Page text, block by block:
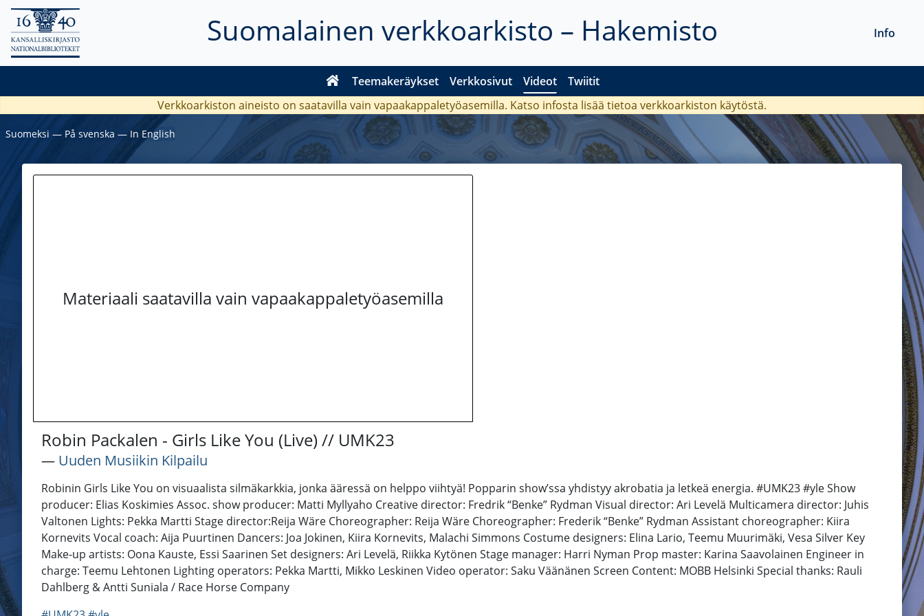
Suomalainen verkkoarkisto – Hakemisto
Teemakeräykset Verkkosivut Videot Twiitit
Info
Verkkoarkiston aineisto on saatavilla vain vapaakappaletyöasemilla. Katso infosta lisää tietoa verkkoarkiston käytöstä.
Suomeksi ― På svenska ― In English
Materiaali saatavilla vain vapaakappaletyöasemilla
Robin Packalen - Girls Like You (Live) // UMK23
― Uuden Musiikin Kilpailu
Robinin Girls Like You on visuaalista silmäkarkkia, jonka ääressä on helppo viihtyä! Popparin show’ssa yhdistyy akrobatia ja letkeä energia. #UMK23 #yle Show
producer: Elias Koskimies Assoc. show producer: Matti Myllyaho Creative director: Fredrik “Benke” Rydman Visual director: Ari Levelä Multicamera director: Juhis
Valtonen Lights: Pekka Martti Stage director:Reija Wäre Choreographer: Reija Wäre Choreographer: Frederik “Benke” Rydman Assistant choreographer: Kiira
Kornevits Vocal coach: Aija Puurtinen Dancers: Joa Jokinen, Kiira Kornevits, Malachi Simmons Costume designers: Elina Lario, Teemu Muurimäki, Vesa Silver Key
Make-up artists: Oona Kauste, Essi Saarinen Set designers: Ari Levelä, Riikka Kytönen Stage manager: Harri Nyman Prop master: Karina Saavolainen Engineer in
charge: Teemu Lehtonen Lighting operators: Pekka Martti, Mikko Leskinen Video operator: Saku Väänänen Screen Content: MOBB Helsinki Special thanks: Rauli
Dahlberg & Antti Suniala / Race Horse Company